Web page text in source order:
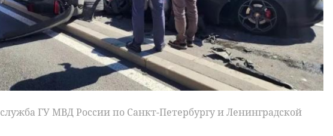
ГУ МВД России по Санкт-Петербургу и Ленинградской